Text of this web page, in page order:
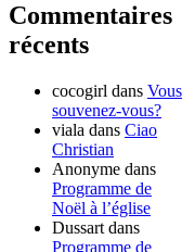
Commentaires
récents
cocogirl dans Vous
souvenez-vous?
viala dans Ciao
Christian
Anonyme dans
Programme de
Noël à l’église
Dussart dans
Programme de